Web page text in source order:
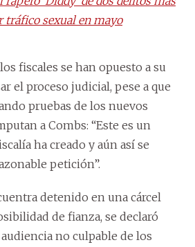
tráfico sexual en mayo
fiscales se han opuesto a su
el proceso judicial, pese a que
pruebas de los nuevos
a Combs: “Este es un
ha creado y aún así se
petición”.
detenido en una cárcel
de fianza, se declaró
no culpable de los